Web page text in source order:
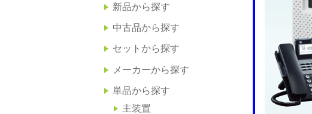
新品から探す
中古品から探す
セットから探す
メーカーから探す
単品から探す
主装置